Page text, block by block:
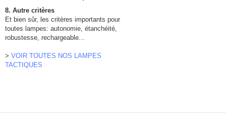
8. Autre critères
Et bien sûr, les critères importants pour
toutes lampes: autonomie, étanchéité,
robustesse, rechargeable...
> VOIR TOUTES NOS LAMPES
TACTIQUES